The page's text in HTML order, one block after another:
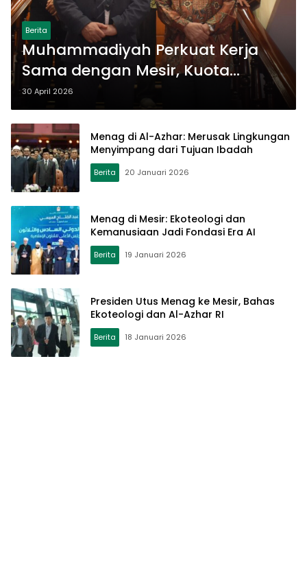
Berita
Muhammadiyah Perkuat Kerja
Sama dengan Mesir, Kuota
Beasiswa Al-Azhar Berpotensi
Ditambah
30 April 2026
Menag di Al-Azhar: Merusak Lingkungan
Menyimpang dari Tujuan Ibadah
Berita 20 Januari 2026
Menag di Mesir: Ekoteologi dan
Kemanusiaan Jadi Fondasi Era AI
Berita 19 Januari 2026
Presiden Utus Menag ke Mesir, Bahas
Ekoteologi dan Al-Azhar RI
Berita 18 Januari 2026